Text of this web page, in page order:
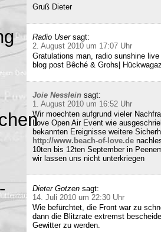
Gruß Dieter
Radio User sagt:
2. August 2010 um 17:07 Uhr
Gratulations man, radio sunshine
blog post Bêché & Grohs|
Joie Nesslein sagt:
1. August 2010 um 16:52 Uhr
Wir moechten aufgrund vieler
Love Open Air Event wie
bekannten Ereignisse weitere
http://www.beach-of-love.de
10ten bis 12ten September in
wir lassen uns nicht unterkriegen
Dieter Gotzen sagt:
14. Juli 2010 um 22:30 Uhr
Wie befürchtet, die Front war zu
dann die Blitzrate extremst
Gewitter zu werden.